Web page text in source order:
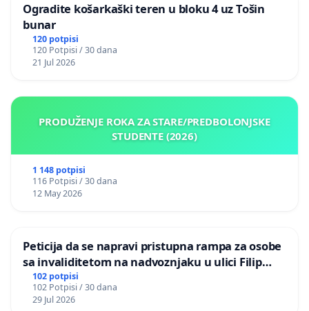
Ogradite košarkaški teren u bloku 4 uz Tošin
bunar
120 potpisi
120 Potpisi / 30 dana
21 Jul 2026
PRODUŽENJE ROKA ZA STARE/PREDBOLONJSKE
STUDENTE (2026)
1 148 potpisi
116 Potpisi / 30 dana
12 May 2026
Peticija da se napravi pristupna rampa za osobe
sa invaliditetom na nadvoznjaku u ulici Filip
Kljajic u Kragujevcu
102 potpisi
102 Potpisi / 30 dana
29 Jul 2026